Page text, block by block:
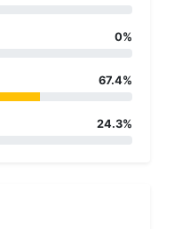
0%
67.4%
24.3%